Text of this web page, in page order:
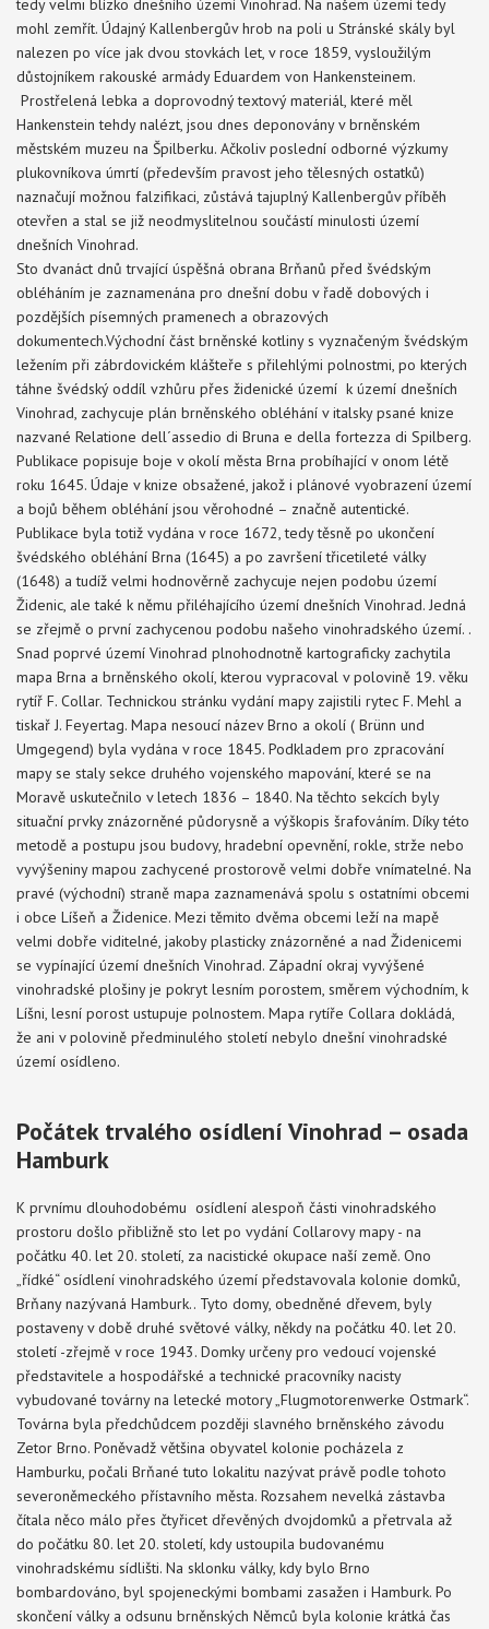
tedy velmi blízko dnešního území Vinohrad. Na našem území tedy
mohl zemřít. Údajný Kallenbergův hrob na poli u Stránské skály byl
nalezen po více jak dvou stovkách let, v roce 1859, vysloužilým
důstojníkem rakouské armády Eduardem von Hankensteinem.
Prostřelená lebka a doprovodný textový materiál, které měl
Hankenstein tehdy nalézt, jsou dnes deponovány v brněnském
městském muzeu na Špilberku. Ačkoliv poslední odborné výzkumy
plukovníkova úmrtí (především pravost jeho tělesných ostatků)
naznačují možnou falzifikaci, zůstává tajuplný Kallenbergův příběh
otevřen a stal se již neodmyslitelnou součástí minulosti území
dnešních Vinohrad.
Sto dvanáct dnů trvající úspěšná obrana Brňanů před švédským
obléháním je zaznamenána pro dnešní dobu v řadě dobových i
pozdějších písemných pramenech a obrazových
dokumentech.Východní část brněnské kotliny s vyznačeným švédským
ležením při zábrdovickém klášteře s přilehlými polnostmi, po kterých
táhne švédský oddíl vzhůru přes židenické území k území dnešních
Vinohrad, zachycuje plán brněnského obléhání v italsky psané knize
nazvané Relatione dell´assedio di Bruna e della fortezza di Spilberg.
Publikace popisuje boje v okolí města Brna probíhající v onom létě
roku 1645. Údaje v knize obsažené, jakož i plánové vyobrazení území
a bojů během obléhání jsou věrohodné – značně autentické.
Publikace byla totiž vydána v roce 1672, tedy těsně po ukončení
švédského obléhání Brna (1645) a po završení třicetileté války
(1648) a tudíž velmi hodnověrně zachycuje nejen podobu území
Židenic, ale také k němu přiléhajícího území dnešních Vinohrad. Jedná
se zřejmě o první zachycenou podobu našeho vinohradského území. .
Snad poprvé území Vinohrad plnohodnotně kartograficky zachytila
mapa Brna a brněnského okolí, kterou vypracoval v polovině 19. věku
rytíř F. Collar. Technickou stránku vydání mapy zajistili rytec F. Mehl a
tiskař J. Feyertag. Mapa nesoucí název Brno a okolí ( Brünn und
Umgegend) byla vydána v roce 1845. Podkladem pro zpracování
mapy se staly sekce druhého vojenského mapování, které se na
Moravě uskutečnilo v letech 1836 – 1840. Na těchto sekcích byly
situační prvky znázorněné půdorysně a výškopis šrafováním. Díky této
metodě a postupu jsou budovy, hradební opevnění, rokle, strže nebo
vyvýšeniny mapou zachycené prostorově velmi dobře vnímatelné. Na
pravé (východní) straně mapa zaznamenává spolu s ostatními obcemi
i obce Líšeň a Židenice. Mezi těmito dvěma obcemi leží na mapě
velmi dobře viditelné, jakoby plasticky znázorněné a nad Židenicemi
se vypínající území dnešních Vinohrad. Západní okraj vyvýšené
vinohradské plošiny je pokryt lesním porostem, směrem východním, k
Líšni, lesní porost ustupuje polnostem. Mapa rytíře Collara dokládá,
že ani v polovině předminulého století nebylo dnešní vinohradské
území osídleno.
Počátek trvalého osídlení Vinohrad – osada
Hamburk
K prvnímu dlouhodobému osídlení alespoň části vinohradského
prostoru došlo přibližně sto let po vydání Collarovy mapy - na
počátku 40. let 20. století, za nacistické okupace naší země. Ono
„řídké“ osídlení vinohradského území představovala kolonie domků,
Brňany nazývaná Hamburk.. Tyto domy, obedněné dřevem, byly
postaveny v době druhé světové války, někdy na počátku 40. let 20.
století -zřejmě v roce 1943. Domky určeny pro vedoucí vojenské
představitele a hospodářské a technické pracovníky nacisty
vybudované továrny na letecké motory „Flugmotorenwerke Ostmark“.
Továrna byla předchůdcem později slavného brněnského závodu
Zetor Brno. Poněvadž většina obyvatel kolonie pocházela z
Hamburku, počali Brňané tuto lokalitu nazývat právě podle tohoto
severoněmeckého přístavního města. Rozsahem nevelká zástavba
čítala něco málo přes čtyřicet dřevěných dvojdomků a přetrvala až
do počátku 80. let 20. století, kdy ustoupila budovanému
vinohradskému sídlišti. Na sklonku války, kdy bylo Brno
bombardováno, byl spojeneckými bombami zasažen i Hamburk. Po
skončení války a odsunu brněnských Němců byla kolonie krátká čas